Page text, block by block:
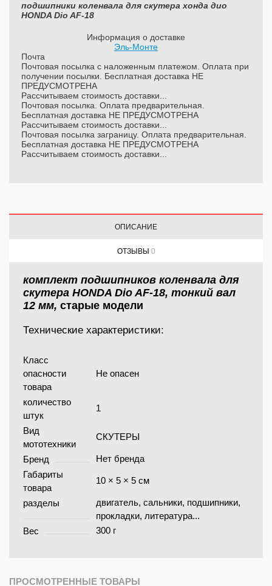
подшипники коленвала для скутера хонда дио
HONDA Dio AF-18
Информация о доставке
Эль-Монте
Почта
Почтовая посылка с наложенным платежом. Оплата при
получении посылки. Бесплатная доставка НЕ
ПРЕДУСМОТРЕНА
Рассчитываем стоимость доставки...
Почтовая посылка. Оплата предварительная.
Бесплатная доставка НЕ ПРЕДУСМОТРЕНА
Рассчитываем стоимость доставки...
Почтовая посылка заграницу. Оплата предварительная.
Бесплатная доставка НЕ ПРЕДУСМОТРЕНА
Рассчитываем стоимость доставки...
ОПИСАНИЕ
ОТЗЫВЫ 0
комплект подшипников коленвала для
скутера HONDA Dio AF-18, тонкий вал
12 мм, старые модели
Технические характеристики:
Класс
опасности
товара
Не опасен
количество
штук
1
Вид
мототехники
СКУТЕРЫ
Бренд
Нет бренда
Габариты
товара
10 × 5 × 5 см
разделы
двигатель, сальники, подшипники,
прокладки, литература...
Вес
300 г
ПРОСМОТРЕННЫЕ ТОВАРЫ